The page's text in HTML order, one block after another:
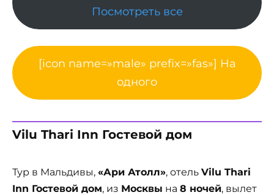
Посмотреть все
[icon name=»male» prefix=»fas»] На
одного
Vilu Thari Inn Гостевой дом
Тур в Мальдивы, «Ари Атолл», отель Vilu Thari
Inn Гостевой дом, из Москвы на 8 ночей, вылет